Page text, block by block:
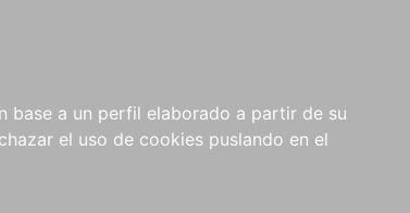
base a un perfil elaborado a partir de su
el uso de cookies puslando en el
NOTICIAS
COMPRAS
INSTITUCIONALES